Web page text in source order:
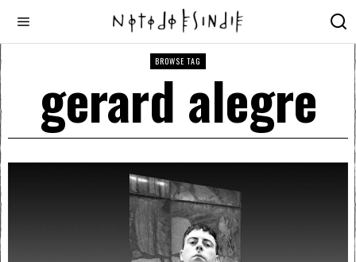
BROWSE TAG
gerard alegre